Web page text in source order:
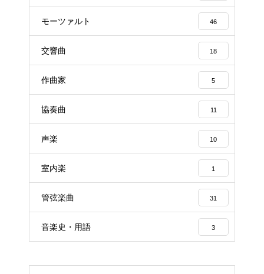
モーツァルト 46
交響曲 18
作曲家 5
協奏曲 11
声楽 10
室内楽 1
管弦楽曲 31
音楽史・用語 3